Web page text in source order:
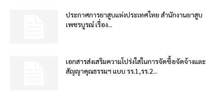
ประกาศการยาสูบแห่งประเทศไทย สำนักงานยาสูบ
เพชรบูรณ์ เรื่อง...
เอกสารส่งเสริมความโปร่งใสในการจัดซื้อจัดจ้างและ
สัญญาคุณธรรมฯ แบบ รร.1,รร.2...